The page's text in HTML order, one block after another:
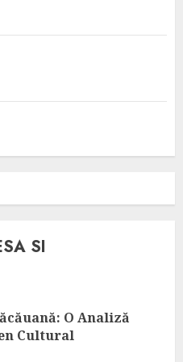
SI
O Analiză
Cultural